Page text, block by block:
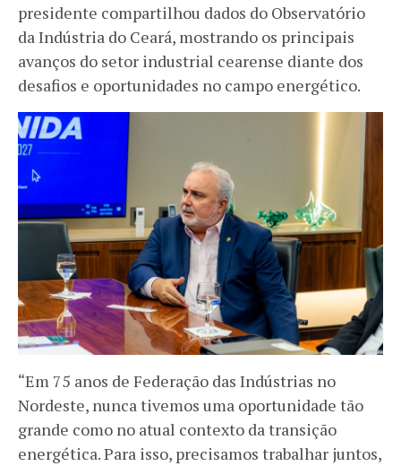
presidente compartilhou dados do Observatório
da Indústria do Ceará, mostrando os principais
avanços do setor industrial cearense diante dos
desafios e oportunidades no campo energético.
“Em 75 anos de Federação das Indústrias no
Nordeste, nunca tivemos uma oportunidade tão
grande como no atual contexto da transição
energética. Para isso, precisamos trabalhar juntos,